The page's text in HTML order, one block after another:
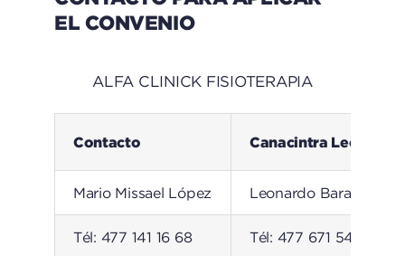
EL CONVENIO
ALFA CLINICK FISIOTERAPIA
Contacto Canacintra León
Mario Missael López Leonardo Barajas
Tél: 477 141 16 68 Tél: 477 671 54 92